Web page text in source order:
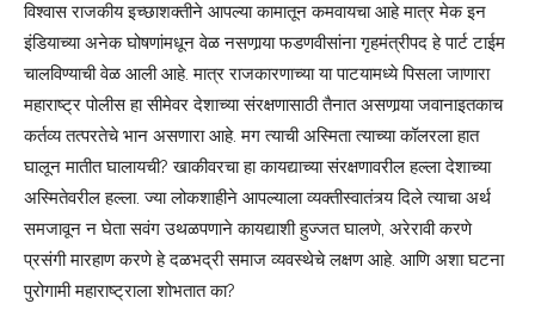
विश्‍वास राजकीय इच्छाशक्तीने आपल्या कामातून कमवायचा आहे मात्र मेक इन
इंडियाच्या अनेक घोषणांमधून वेळ नसणार्‍या फडणवीसांना गृहमंत्रीपद हे पार्ट टाईम
चालविण्याची वेळ आली आहे. मात्र राजकारणाच्या या पाटयामध्ये पिसला जाणारा
महाराष्ट्र पोलीस हा सीमेवर देशाच्या संरक्षणासाठी तैनात असणार्‍या जवानाइतकाच
कर्तव्य तत्परतेचे भान असणारा आहे. मग त्याची अस्मिता त्याच्या कॉलरला हात
घालून मातीत घालायची? खाकीवरचा हा कायद्याच्या संरक्षणावरील हल्ला देशाच्या
अस्मितेवरील हल्ला. ज्या लोकशाहीने आपल्याला व्यक्तीस्वातंत्र्य दिले त्याचा अर्थ
समजावून न घेता सवंग उथळपणाने कायद्याशी हुज्जत घालणे, अरेरावी करणे
प्रसंगी मारहाण करणे हे दळभद्री समाज व्यवस्थेचे लक्षण आहे. आणि अशा घटना
पुरोगामी महाराष्ट्राला शोभतात का?